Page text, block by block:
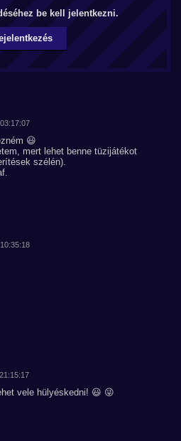
be kell jelentkezni.
😃
mert lehet benne tüzijátékot
szélén).
vele hülyéskedni! 😃 😜